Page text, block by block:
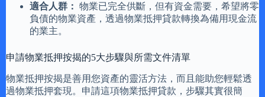
適合人群： 物業已完全供斷，但有資金需要，希望將零
負債的物業資產，透過物業抵押貸款轉換為備用現金流
的業主。
申請物業抵押按揭的5大步驟與所需文件清單
物業抵押按揭是善用您資產的靈活方法，而且能助您輕鬆透
過物業抵押套現。申請這項物業抵押貸款，步驟其實很簡